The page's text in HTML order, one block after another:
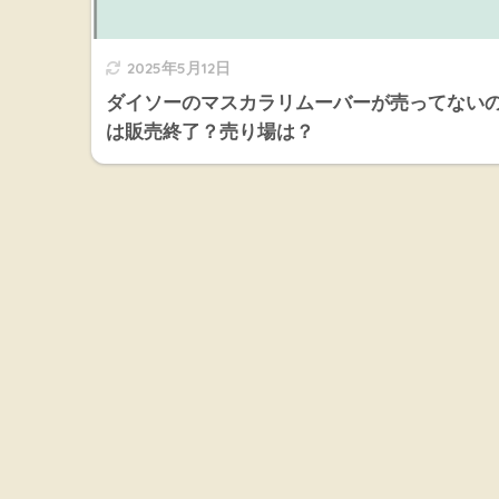
2025年5月12日
ダイソーのマスカラリムーバーが売ってない
は販売終了？売り場は？